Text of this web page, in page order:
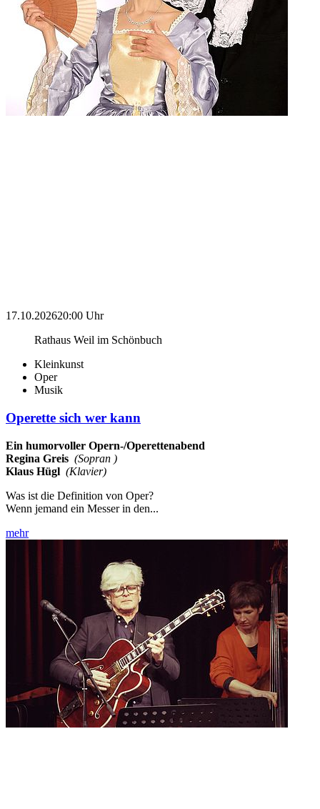
17.10.202620:00 Uhr
Rathaus Weil im Schönbuch
Kleinkunst
Oper
Musik
Operette sich wer kann
Ein humorvoller Opern-/Operettenabend
Regina Greis (Sopran )
Klaus Hügl (Klavier)
Was ist die Definition von Oper?
Wenn jemand ein Messer in den...
mehr